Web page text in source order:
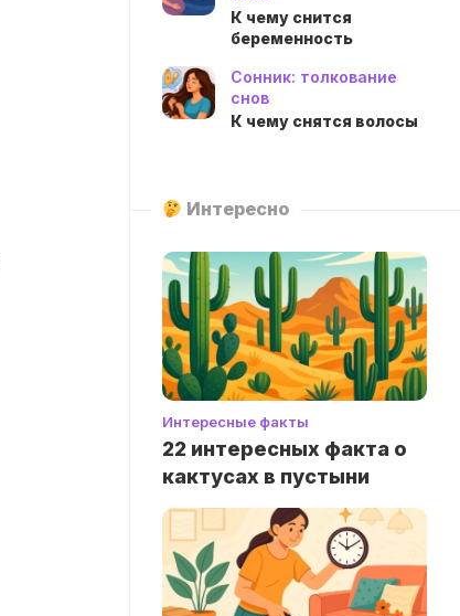
К чему снится
беременность
Сонник: толкование
снов
К чему снятся волосы
Интересно
Интересные факты
22 интересных факта о
кактусах в пустыни